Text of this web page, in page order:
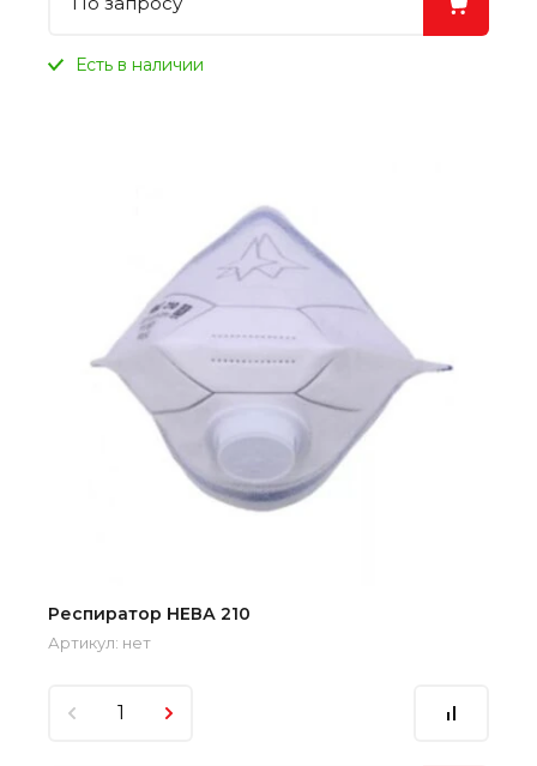
Есть в наличии
Респиратор НЕВА 210
Артикул: нет